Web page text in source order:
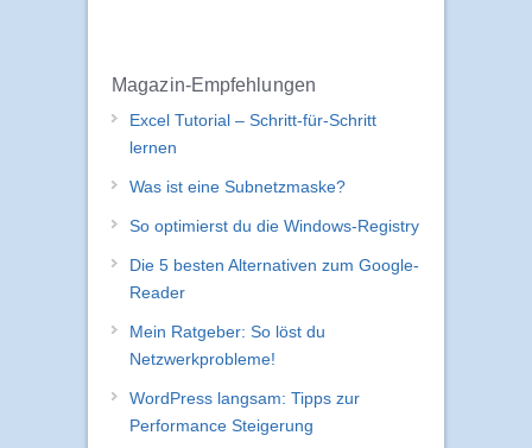
Magazin-Empfehlungen
Excel Tutorial – Schritt-für-Schritt
lernen
Was ist eine Subnetzmaske?
So optimierst du die Windows-Registry
Die 5 besten Alternativen zum Google-
Reader
Mein Ratgeber: So löst du
Netzwerkprobleme!
WordPress langsam: Tipps zur
Performance Steigerung